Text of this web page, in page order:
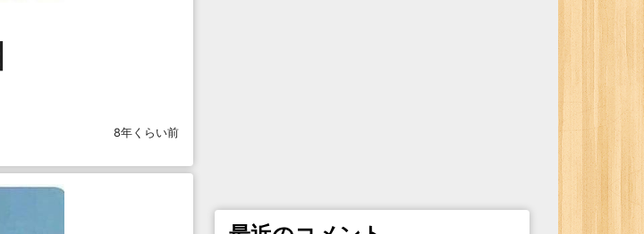
8年くらい前